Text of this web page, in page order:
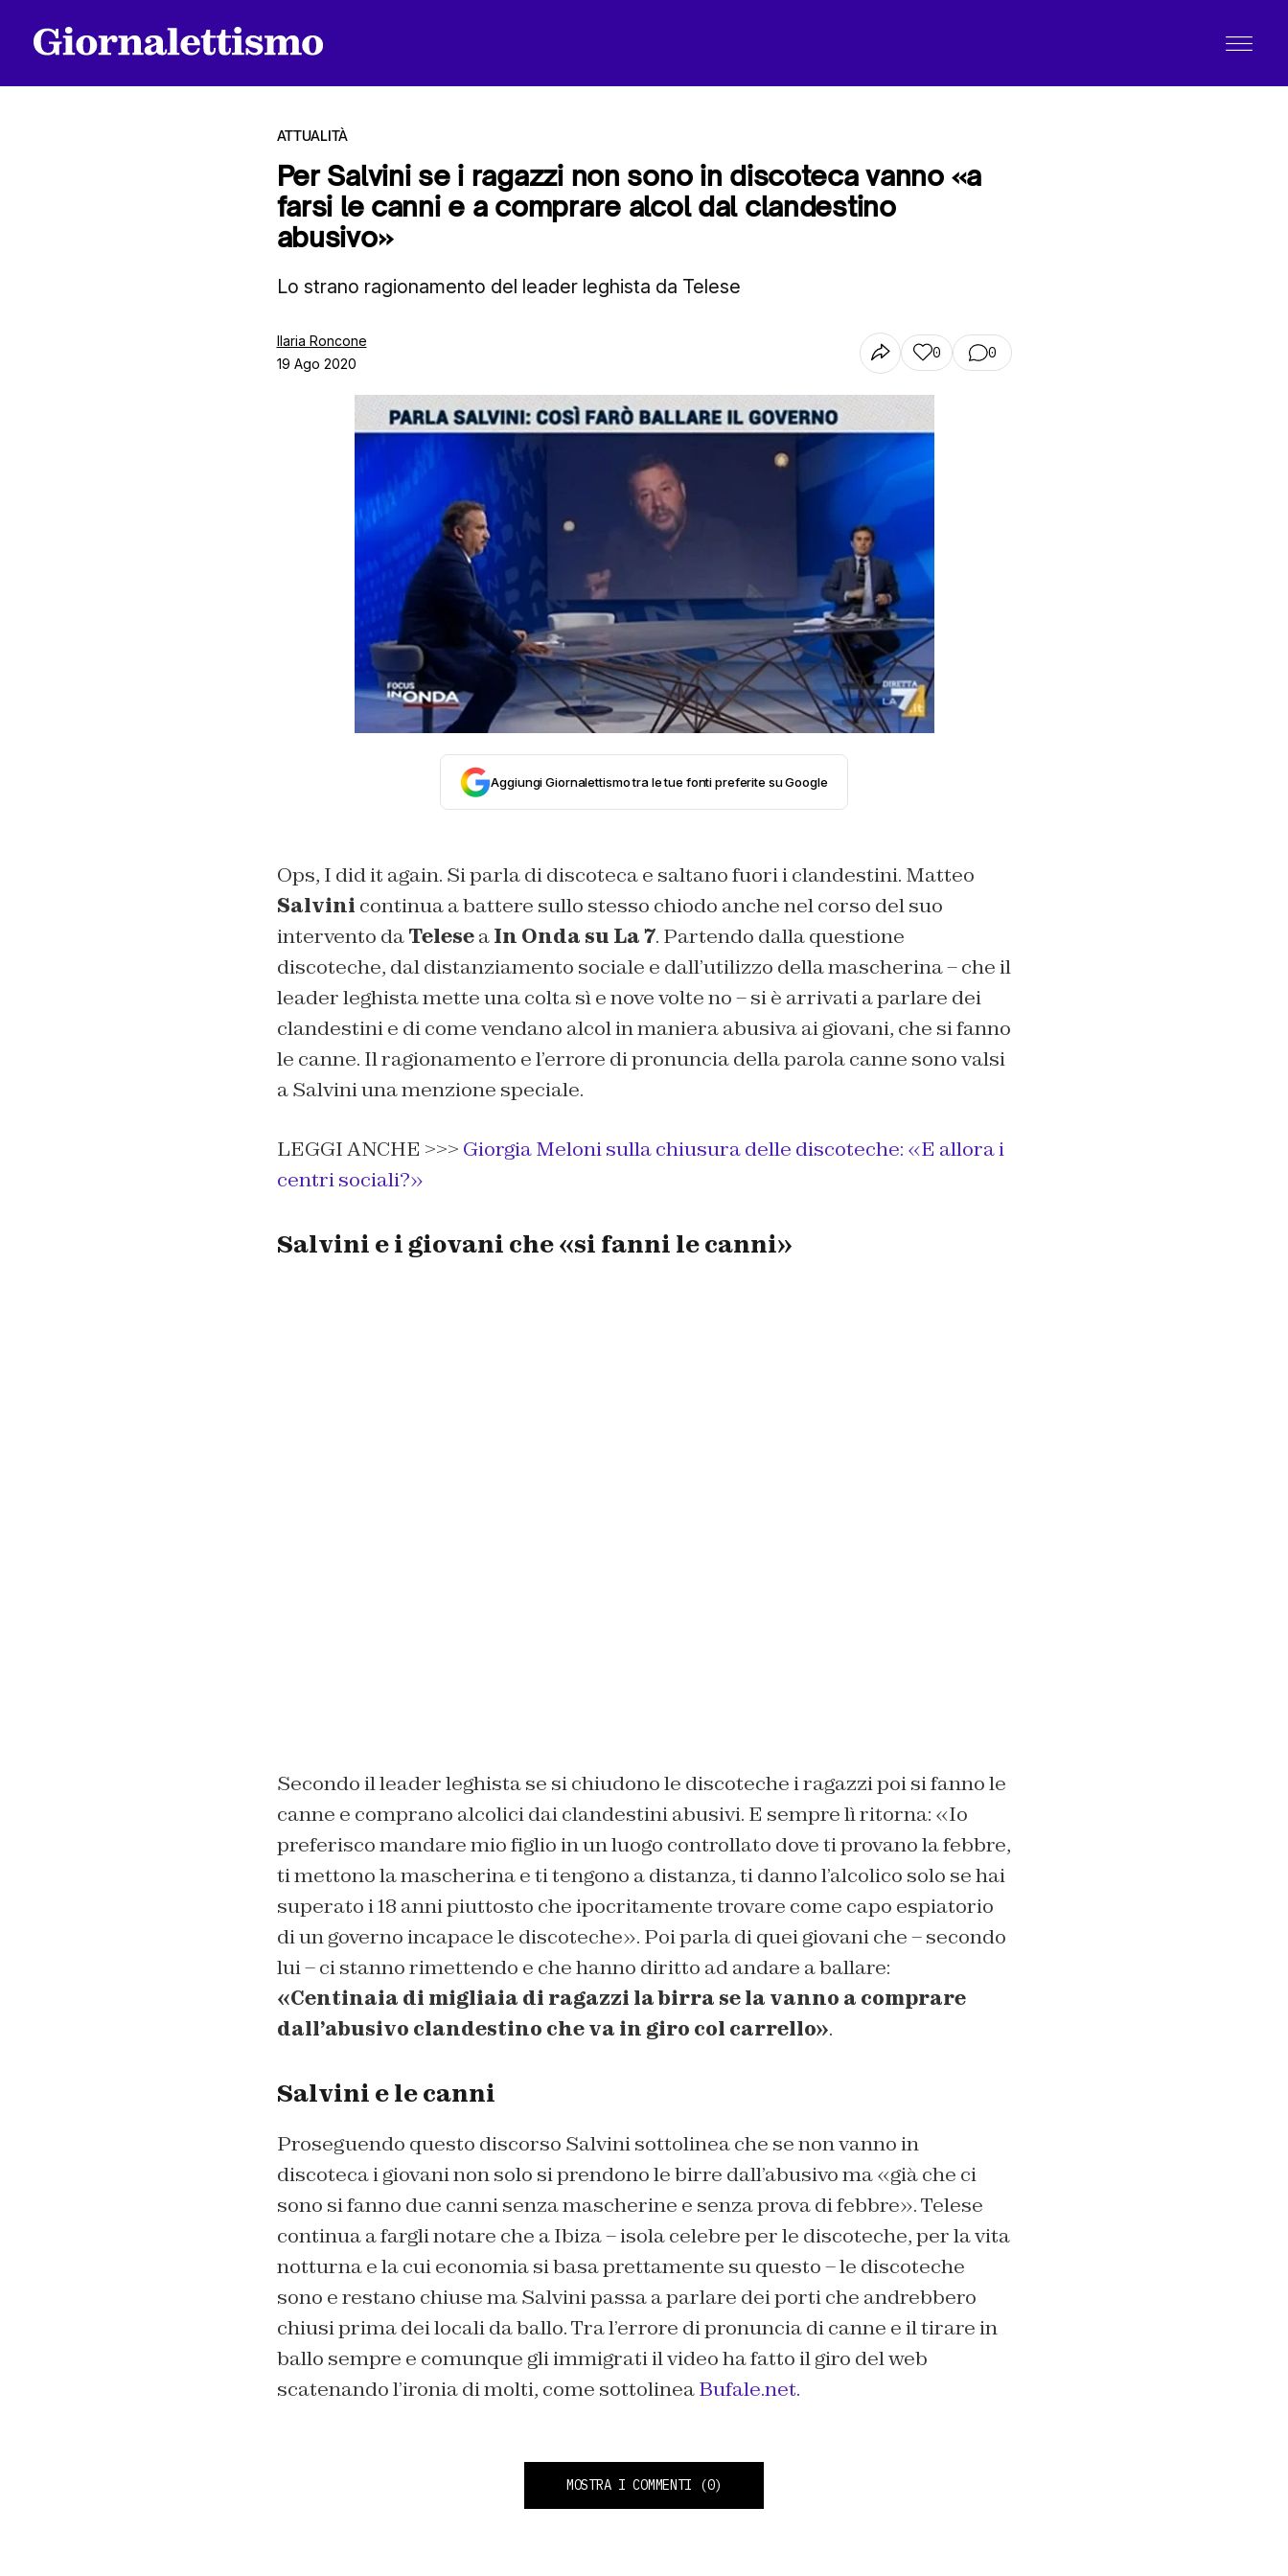
ATTUALITÀ
Per Salvini se i ragazzi non sono in discoteca vanno «a
farsi le canni e a comprare alcol dal clandestino
abusivo»
Lo strano ragionamento del leader leghista da Telese
Ilaria Roncone
19 Ago 2020
0 0
Aggiungi Giornalettismo tra le tue fonti preferite su Google
Ops, I did it again. Si parla di discoteca e saltano fuori i clandestini. Matteo
Salvini continua a battere sullo stesso chiodo anche nel corso del suo
intervento daTeleseaIn Onda su La 7. Partendo dalla questione
discoteche, dal distanziamento sociale e dall’utilizzo della mascherina – che il
leader leghista mette una colta sì e nove volte no – si è arrivati a parlare dei
clandestini e di come vendano alcol in maniera abusiva ai giovani, che si fanno
le canne. Il ragionamento e l’errore di pronuncia della parola canne sono valsi
a Salvini una menzione speciale.
LEGGI ANCHE >>> Giorgia Meloni sulla chiusura delle discoteche: «E allora i
centri sociali?»
Salvini e i giovani che «si fanni le canni»
Secondo il leader leghista se si chiudono le discoteche i ragazzi poi si fanno le
canne e comprano alcolici dai clandestini abusivi. E sempre lì ritorna: «Io
preferisco mandare mio figlio in un luogo controllato dove ti provano la febbre,
ti mettono la mascherina e ti tengono a distanza, ti danno l’alcolico solo se hai
superato i 18 anni piuttosto che ipocritamente trovare come capo espiatorio
di un governo incapace le discoteche». Poi parla di quei giovani che – secondo
lui – ci stanno rimettendo e che hanno diritto ad andare a ballare:
«Centinaia di migliaia di ragazzi la birra se la vanno a comprare
dall’abusivo clandestino che va in giro col carrello».
Salvini e le canni
Proseguendo questo discorso Salvini sottolinea che se non vanno in
discoteca i giovani non solo si prendono le birre dall’abusivo ma «già che ci
sono si fanno due canni senza mascherine e senza prova di febbre». Telese
continua a fargli notare che a Ibiza – isola celebre per le discoteche, per la vita
notturna e la cui economia si basa prettamente su questo – le discoteche
sono e restano chiuse ma Salvini passa a parlare dei porti che andrebbero
chiusi prima dei locali da ballo. Tra l’errore di pronuncia di canne e il tirare in
ballo sempre e comunque gli immigrati il video ha fatto il giro del web
scatenando l’ironia di molti, come sottolineaBufale.net.
MOSTRA I COMMENTI (0)